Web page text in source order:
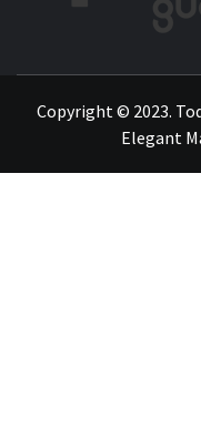
Copyright © 2023.
Elegant